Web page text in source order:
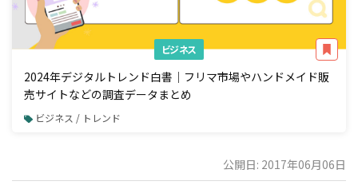
ビジネス
2024年デジタルトレンド白書｜フリマ市場やハンドメイド販
売サイトなどの調査データまとめ
ビジネス / トレンド
公開日: 2017年06月06日